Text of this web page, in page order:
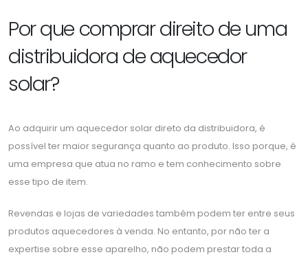
Por que comprar direito de uma
distribuidora de aquecedor
solar?
Ao adquirir um aquecedor solar direto da distribuidora, é
possível ter maior segurança quanto ao produto. Isso porque, é
uma empresa que atua no ramo e tem conhecimento sobre
esse tipo de item.
Revendas e lojas de variedades também podem ter entre seus
produtos aquecedores à venda. No entanto, por não ter a
expertise sobre esse aparelho, não podem prestar toda a